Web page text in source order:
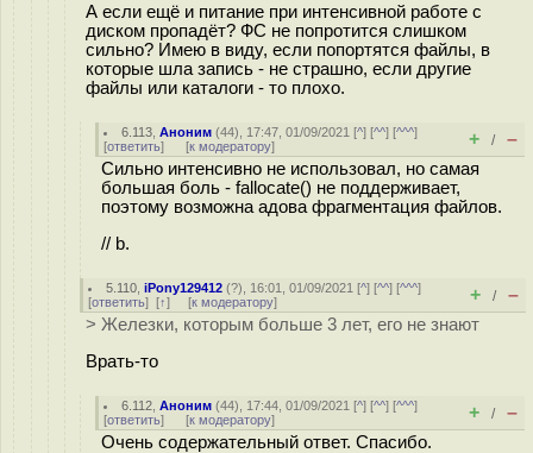
А если ещё и питание при интенсивной работе с
диском пропадёт? ФС не попротится слишком
сильно? Имею в виду, если попортятся файлы, в
которые шла запись - не страшно, если другие
файлы или каталоги - то плохо.
6.113 ,Аноним (44), 17:47, 01/09/2021 [^] [^^] [^^^]
[ответить] [к модератору] + / –
Сильно интенсивно не использовал, но самая
большая боль - fallocate() не поддерживает,
поэтому возможна адова фрагментация файлов.
// b.
5.110 ,iPony129412 (?), 16:01, 01/09/2021 [^] [^^] [^^^]
[ответить] [↑] [к модератору] + / –
> Железки, которым больше 3 лет, его не знают
Врать-то
6.112 ,Аноним (44), 17:44, 01/09/2021 [^] [^^] [^^^]
[ответить] [к модератору] + / –
Очень содержательный ответ. Спасибо.